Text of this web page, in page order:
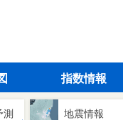
指数情報
地震情報